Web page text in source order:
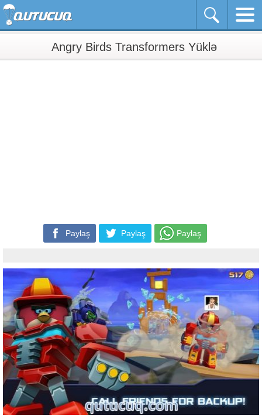
Angry Birds Transformers Yüklə
Paylaş Paylaş Paylaş